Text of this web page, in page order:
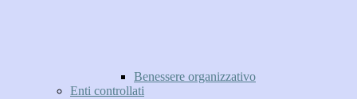
Benessere organizzativo
Enti controllati